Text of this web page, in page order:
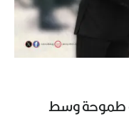
طموحة وسط